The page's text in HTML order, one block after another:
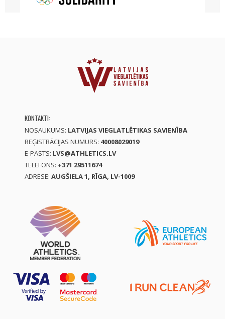
KONTAKTI:
NOSAUKUMS: LATVIJAS VIEGLATLĒTIKAS SAVIENĪBA
REĢISTRĀCIJAS NUMURS: 40008029019
E-PASTS: LVS@ATHLETICS.LV
TELEFONS: +371 29511674
ADRESE: AUGŠIELA 1, RĪGA, LV-1009